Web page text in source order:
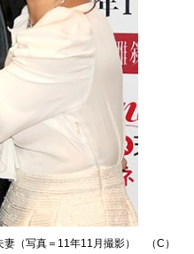
妻（写真＝11年11月撮影） （C）